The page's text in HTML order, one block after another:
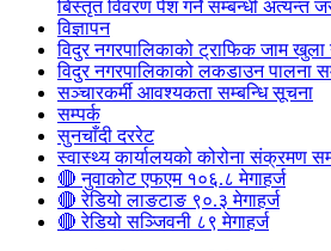
बिस्तृत विवरण पेश गर्ने सम्बन्धी अत्यन्त
विज्ञापन
विदुर नगरपालिकाको ट्राफिक जाम खुला
विदुर नगरपालिकाको लकडाउन पालना
सञ्चारकर्मी आवश्यकता सम्बन्धि सूचना
सम्पर्क
सुनचाँदी दररेट
स्वास्थ्य कार्यालयको कोरोना संक्रमण
🔴 नुवाकोट एफएम १०६.८ मेगाहर्ज
🔴 रेडियो लाङटाङ ९०.३ मेगाहर्ज
🔴 रेडियो सञ्जिवनी ८९ मेगाहर्ज